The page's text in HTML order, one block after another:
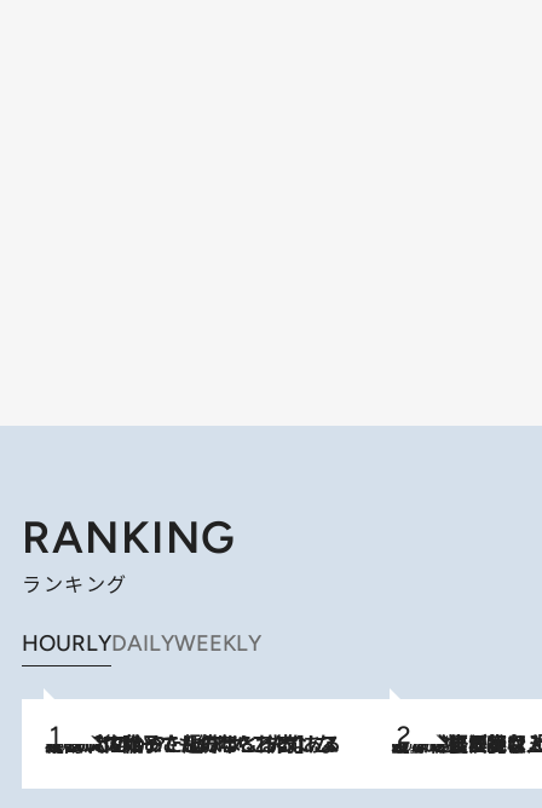
RANKING
ランキング
HOURLYDAILYWEEKLY
2026.8.5
【阿川佐和子さんの年とる力】なぜ70代で始めた趣味は“こんなに楽しい”のか？ ピアノ、俳句…スランプに陥っても続けられる“ある秘訣”とは 2026.8.5
【なぜ吉沢亮は「気配を消せる」のか？】興行収入208億の『国宝』を経て挑むミュージカル『ディア・エヴァン・ハンセン』。トップ俳優が舞台上でさらけ出した“孤独”とは